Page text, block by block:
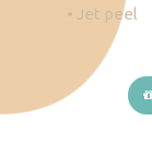
• Jet peel